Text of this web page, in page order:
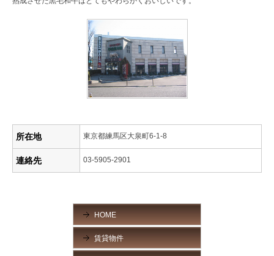
所在地 東京都練馬区大泉町6-1-8
連絡先 03-5905-2901
HOME
賃貸物件